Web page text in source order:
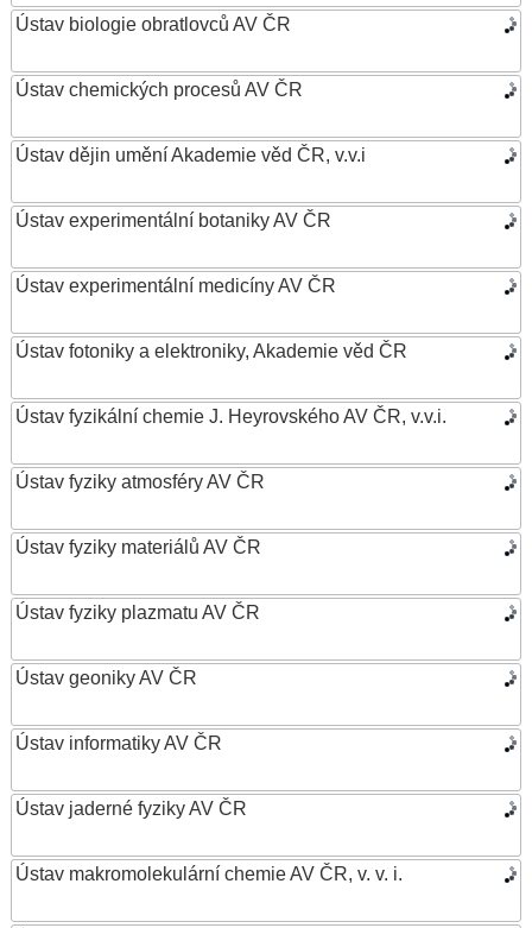
Ústav biologie obratlovců AV ČR
Ústav chemických procesů AV ČR
Ústav dějin umění Akademie věd ČR, v.v.i
Ústav experimentální botaniky AV ČR
Ústav experimentální medicíny AV ČR
Ústav fotoniky a elektroniky, Akademie věd ČR
Ústav fyzikální chemie J. Heyrovského AV ČR, v.v.i.
Ústav fyziky atmosféry AV ČR
Ústav fyziky materiálů AV ČR
Ústav fyziky plazmatu AV ČR
Ústav geoniky AV ČR
Ústav informatiky AV ČR
Ústav jaderné fyziky AV ČR
Ústav makromolekulární chemie AV ČR, v. v. i.